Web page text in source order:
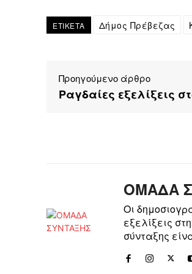
ΕΤΙΚΕΤΑ Δήμος Πρέβεζας
Προηγούμενο άρθρο
Ραγδαίες εξελίξεις
ΟΜΑΔΑ
Οι
εξελίξεις
σύνταξης